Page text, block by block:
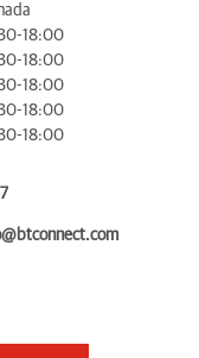
18:00
18:00
18:00
18:00
18:00